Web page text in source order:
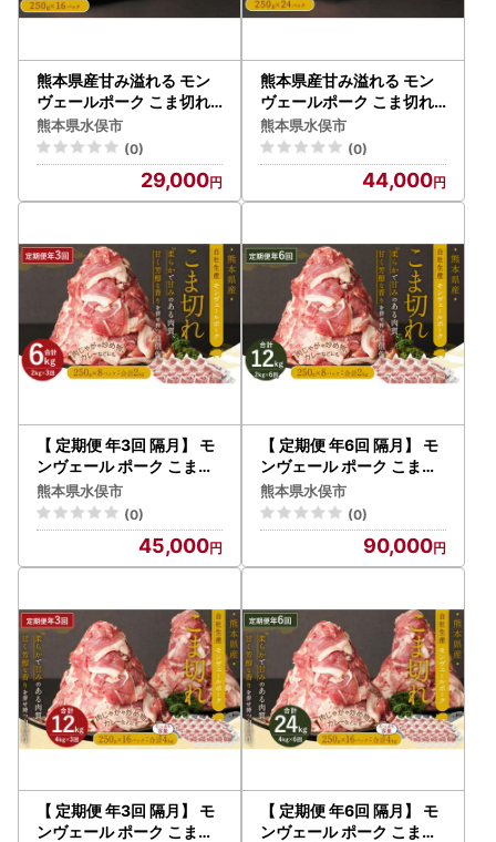
熊本県産甘み溢れる モン
ヴェールポーク こま切れ
計4kg(250g×16)
熊本県水俣市
(0)
29,000
熊本県産甘み溢れる モン
ヴェールポーク こま切れ
計6kg(250g×24)
熊本県水俣市
(0)
44,000
【 定期便 年3回 隔月】 モ
ンヴェール ポーク こま切
れ 2kg 250g×8
熊本県水俣市
(0)
45,000
【 定期便 年6回 隔月】 モ
ンヴェール ポーク こま切
れ 2kg 250g×8
熊本県水俣市
(0)
90,000
【 定期便 年3回 隔月】 モ
ンヴェール ポーク こま切
【 定期便 年6回 隔月】 モ
ンヴェール ポーク こま切